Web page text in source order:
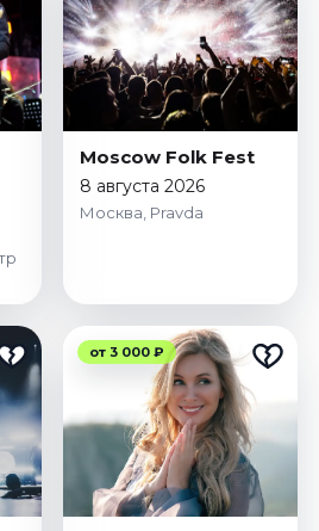
Moscow Folk Fest
8 августа 2026
Москва, Pravda
от 3 000 ₽